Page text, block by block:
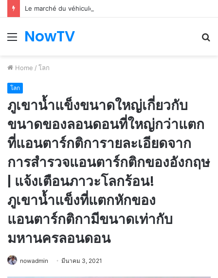
Le marché du véhicule d’occasion en plein essor
Menu
NowTV
Home / โลก
โลก
ภูเขาน้ำแข็งขนาดใหญ่เกี่ยวกับ
ขนาดของลอนดอนที่ใหญ่กว่าแตก
ที่แอนตาร์กติการายละเอียดจาก
การสำรวจแอนตาร์กติกของอังกฤษ
| แจ้งเตือนภาวะโลกร้อน!
ภูเขาน้ำแข็งที่แตกหักของ
แอนตาร์กติกามีขนาดเท่ากับ
มหานครลอนดอน
nowadmin มีนาคม 3, 2021